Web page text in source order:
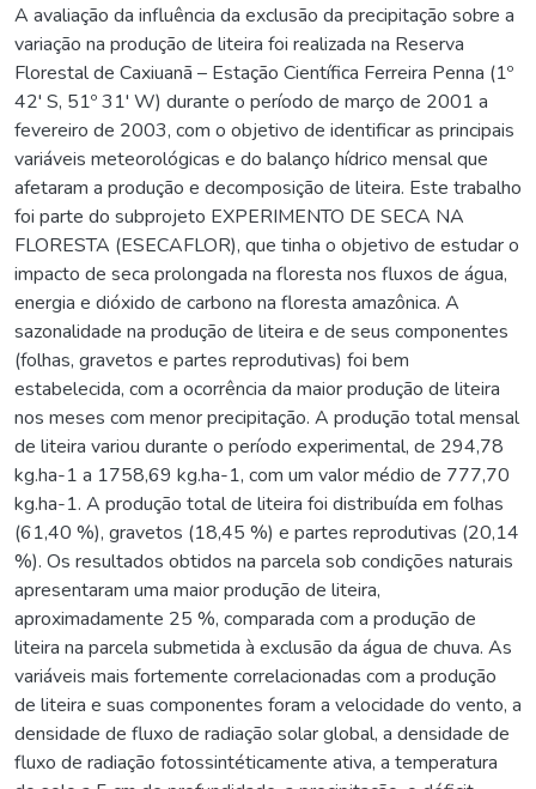
A avaliação da influência da exclusão da precipitação sobre a
variação na produção de liteira foi realizada na Reserva
Florestal de Caxiuanã – Estação Científica Ferreira Penna (1º
42' S, 51º 31' W) durante o período de março de 2001 a
fevereiro de 2003, com o objetivo de identificar as principais
variáveis meteorológicas e do balanço hídrico mensal que
afetaram a produção e decomposição de liteira. Este trabalho
foi parte do subprojeto EXPERIMENTO DE SECA NA
FLORESTA (ESECAFLOR), que tinha o objetivo de estudar o
impacto de seca prolongada na floresta nos fluxos de água,
energia e dióxido de carbono na floresta amazônica. A
sazonalidade na produção de liteira e de seus componentes
(folhas, gravetos e partes reprodutivas) foi bem
estabelecida, com a ocorrência da maior produção de liteira
nos meses com menor precipitação. A produção total mensal
de liteira variou durante o período experimental, de 294,78
kg.ha-1 a 1758,69 kg.ha-1, com um valor médio de 777,70
kg.ha-1. A produção total de liteira foi distribuída em folhas
(61,40 %), gravetos (18,45 %) e partes reprodutivas (20,14
%). Os resultados obtidos na parcela sob condições naturais
apresentaram uma maior produção de liteira,
aproximadamente 25 %, comparada com a produção de
liteira na parcela submetida à exclusão da água de chuva. As
variáveis mais fortemente correlacionadas com a produção
de liteira e suas componentes foram a velocidade do vento, a
densidade de fluxo de radiação solar global, a densidade de
fluxo de radiação fotossintéticamente ativa, a temperatura